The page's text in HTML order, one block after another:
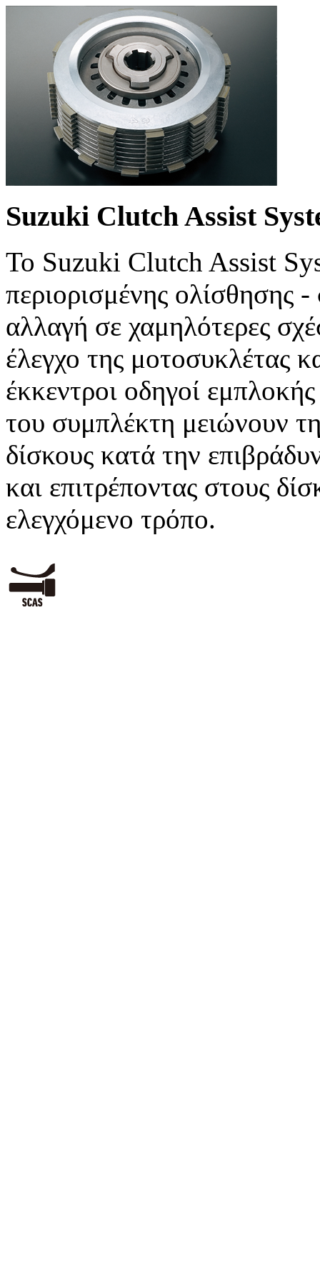
Suzuki Clutch Assist
Το Suzuki Clutch Assist
περιορισμένης ολίσθησης
αλλαγή σε χαμηλότερες
έλεγχο της μοτοσυκλέτας
έκκεντροι οδηγοί
του συμπλέκτη μειώνουν
δίσκους κατά την
και επιτρέποντας στους
ελεγχόμενο τρόπο.